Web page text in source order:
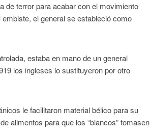
de terror para acabar con el movimiento
el general se estableció como
estaba en mano de un general
los ingleses lo sustituyeron por otro
le facilitaron material bélico para su
alimentos para que los “blancos” tomasen